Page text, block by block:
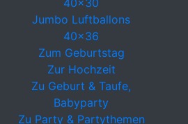
Jumbo Luftballons
40x36
Zum Geburtstag
Zur Hochzeit
Zu Geburt & Taufe,
Babyparty
Zu Party & Partythemen